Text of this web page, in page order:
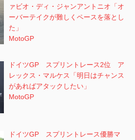
ァビオ・ディ・ジャンアントニオ「オ
ーバーテイクが難しくペースを落とし
た」
MotoGP
ドイツGP スプリントレース2位 ア
レックス・マルケス「明日はチャンス
があればアタックしたい」
MotoGP
ドイツGP スプリントレース優勝マ